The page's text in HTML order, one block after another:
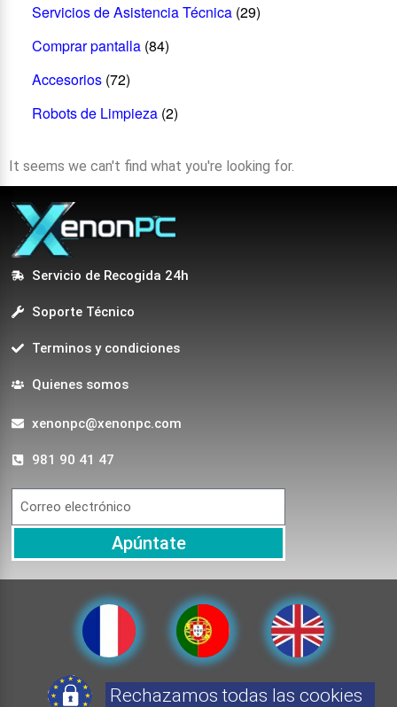
Servicios de Asistencia Técnica (29)
Comprar pantalla (84)
Accesorios (72)
Robots de Limpieza (2)
It seems we can't find what you're looking for.
Servicio de Recogida 24h
Soporte Técnico
Terminos y condiciones
Quienes somos
xenonpc@xenonpc.com
981 90 41 47
Apúntate
Rechazamos todas las cookies